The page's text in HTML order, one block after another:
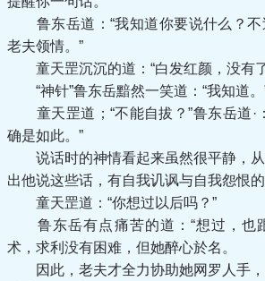
鲁东岳道：“我知道你要说什么？不
老夫领情。”
童天罡沉沉的道：“白发红颜，没有
“神针”鲁东岳黯然一笑道：“我知道。
童天罡道；“不能自拔？”鲁东岳道·
确是如此。”
说话时的神情看起来虽然很平静，从
出他说这些话，有自我讥讽与自我怨恨的
童天罡道：“你想过以后吗？”
鲁东岳有点痛苦的道：“想过，也
术，求利没有困难，但她醉心於名。
因此，老夫才全力协助她网罗人手，